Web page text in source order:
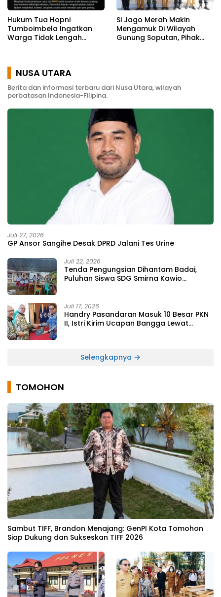
Hukum Tua Hopni
Tumboimbela Ingatkan
Warga Tidak Lengah
Si Jago Merah Makin
Mengamuk Di Wilayah
Gunung Soputan, Pihak
NUSA UTARA
Berita dan informasi terbaru dari Nusa Utara, wilayah
perbatasan Indonesia-Filipina.
Juli 27, 2026
GP Ansor Sangihe Desak DPRD Jalani Tes Urine
Juli 22, 2026
Tenda Pengungsian Dihantam Badai,
Puluhan Siswa SDG Smirna Kawio
Juli 17, 2026
Handry Pasandaran Masuk 10 Besar PKN
II, Istri Kirim Ucapan Bangga Lewat
Selengkapnya
TOMOHON
Sambut TIFF, Brandon Menajang: ​GenPI Kota Tomohon
Siap Dukung dan Sukseskan TIFF 2026